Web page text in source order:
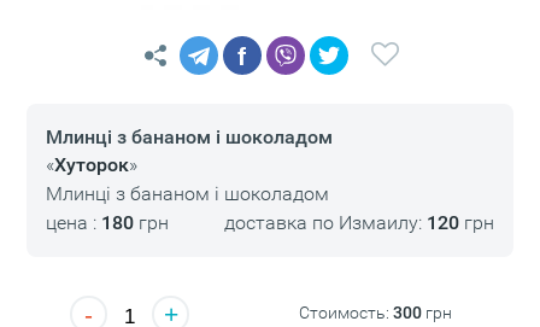
f
Млинці з бананом і шоколадом
«Хуторок»
Млинці з бананом і шоколадом
цена : 180грн доставка по Измаилу: 120 грн
- + Стоимость:300 грн